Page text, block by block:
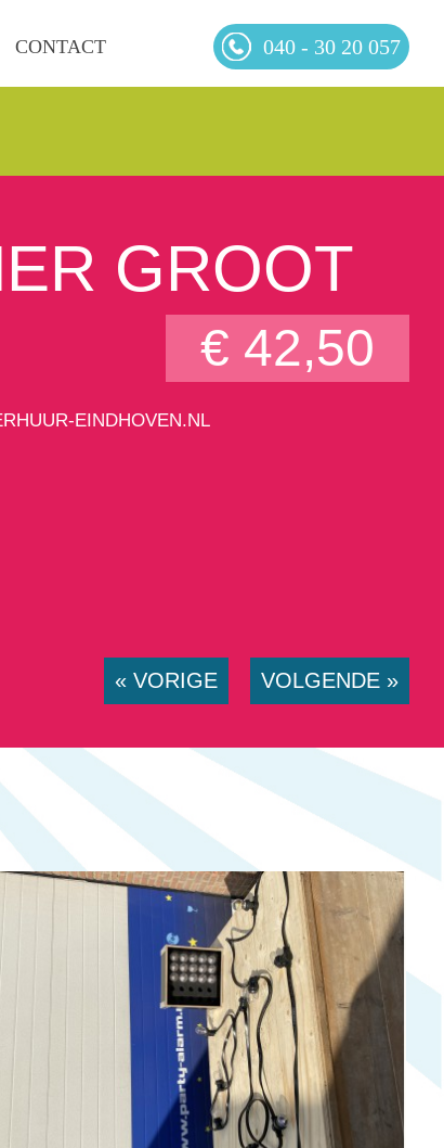
CONTACT 040 - 30 20 057
GROOT
€ 42,50
EINDHOVEN.NL
VOLGENDE »
« VORIGE